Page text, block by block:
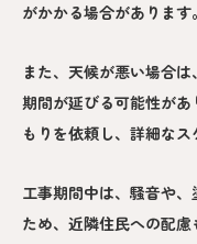
がかかる場合があります。
また、天候が悪い場合
期間が延びる可能性が
もりを依頼し、詳細なス
工事期間中は、騒音や
ため、近隣住民への配慮